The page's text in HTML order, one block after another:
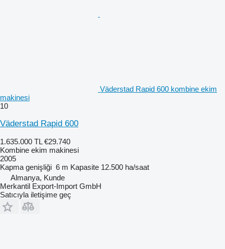
Väderstad Rapid 600 kombine ekim
makinesi
10
Väderstad Rapid 600
1.635.000 TL €29.740
Kombine ekim makinesi
2005
Kapma genişliği 6 m Kapasite 12.500 ha/saat
Almanya, Kunde
Merkantil Export-Import GmbH
Satıcıyla iletişime geç